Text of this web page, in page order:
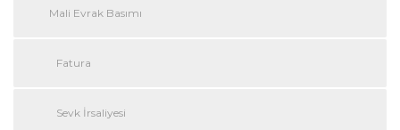
Mali Evrak Basımı
Fatura
Sevk İrsaliyesi